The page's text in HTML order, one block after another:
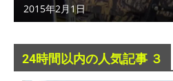
2015年2月1日
24時間以内の人気記事 ３